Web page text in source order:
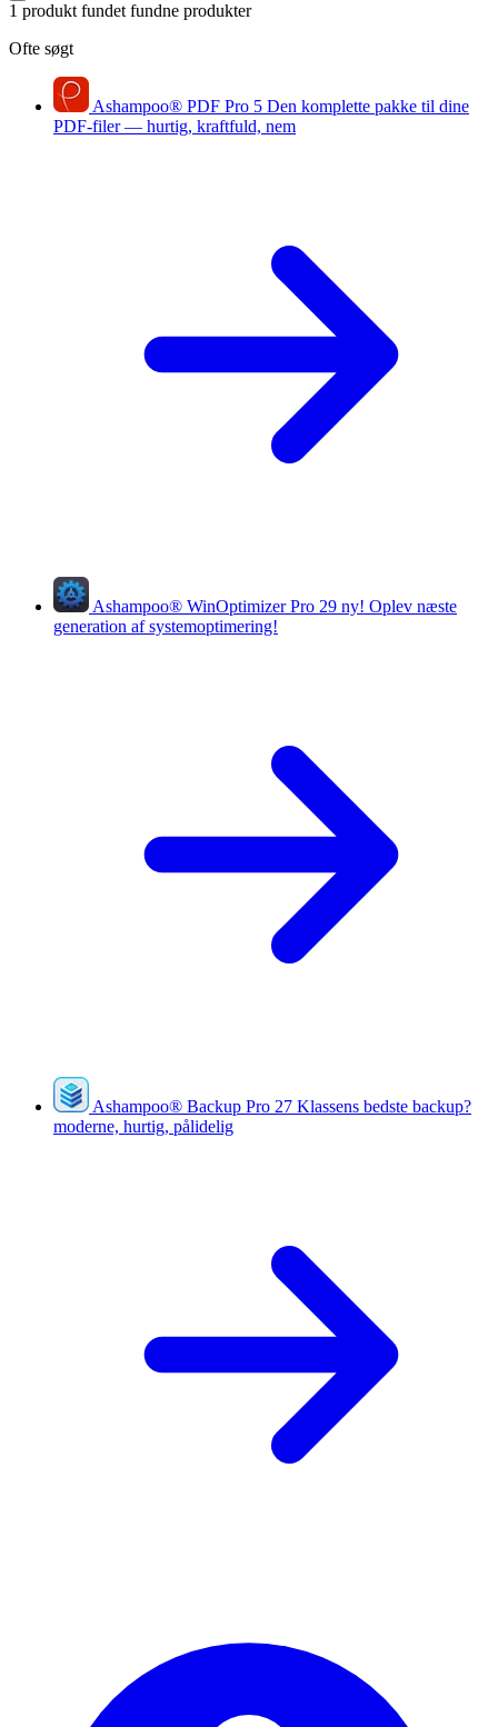
1 produkt fundet fundne produkter
Ofte søgt
Ashampoo® PDF Pro 5 Den komplette pakke til dine
PDF-filer — hurtig, kraftfuld, nem
Ashampoo® WinOptimizer Pro 29 ny! Oplev næste
generation af systemoptimering!
Ashampoo® Backup Pro 27 Klassens bedste backup?
moderne, hurtig, pålidelig